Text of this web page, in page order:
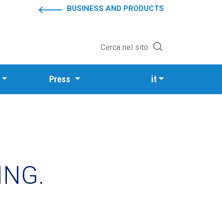
BUSINESS AND PRODUCTS
Cerca nel sito
it
Press